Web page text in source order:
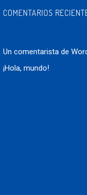
COMENTARIOS
Un comentarista de
¡Hola, mundo!